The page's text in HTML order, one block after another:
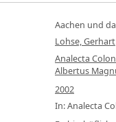
Aachen und
Lohse, Gerhart
Analecta
Albertus
2002
In: Analecta